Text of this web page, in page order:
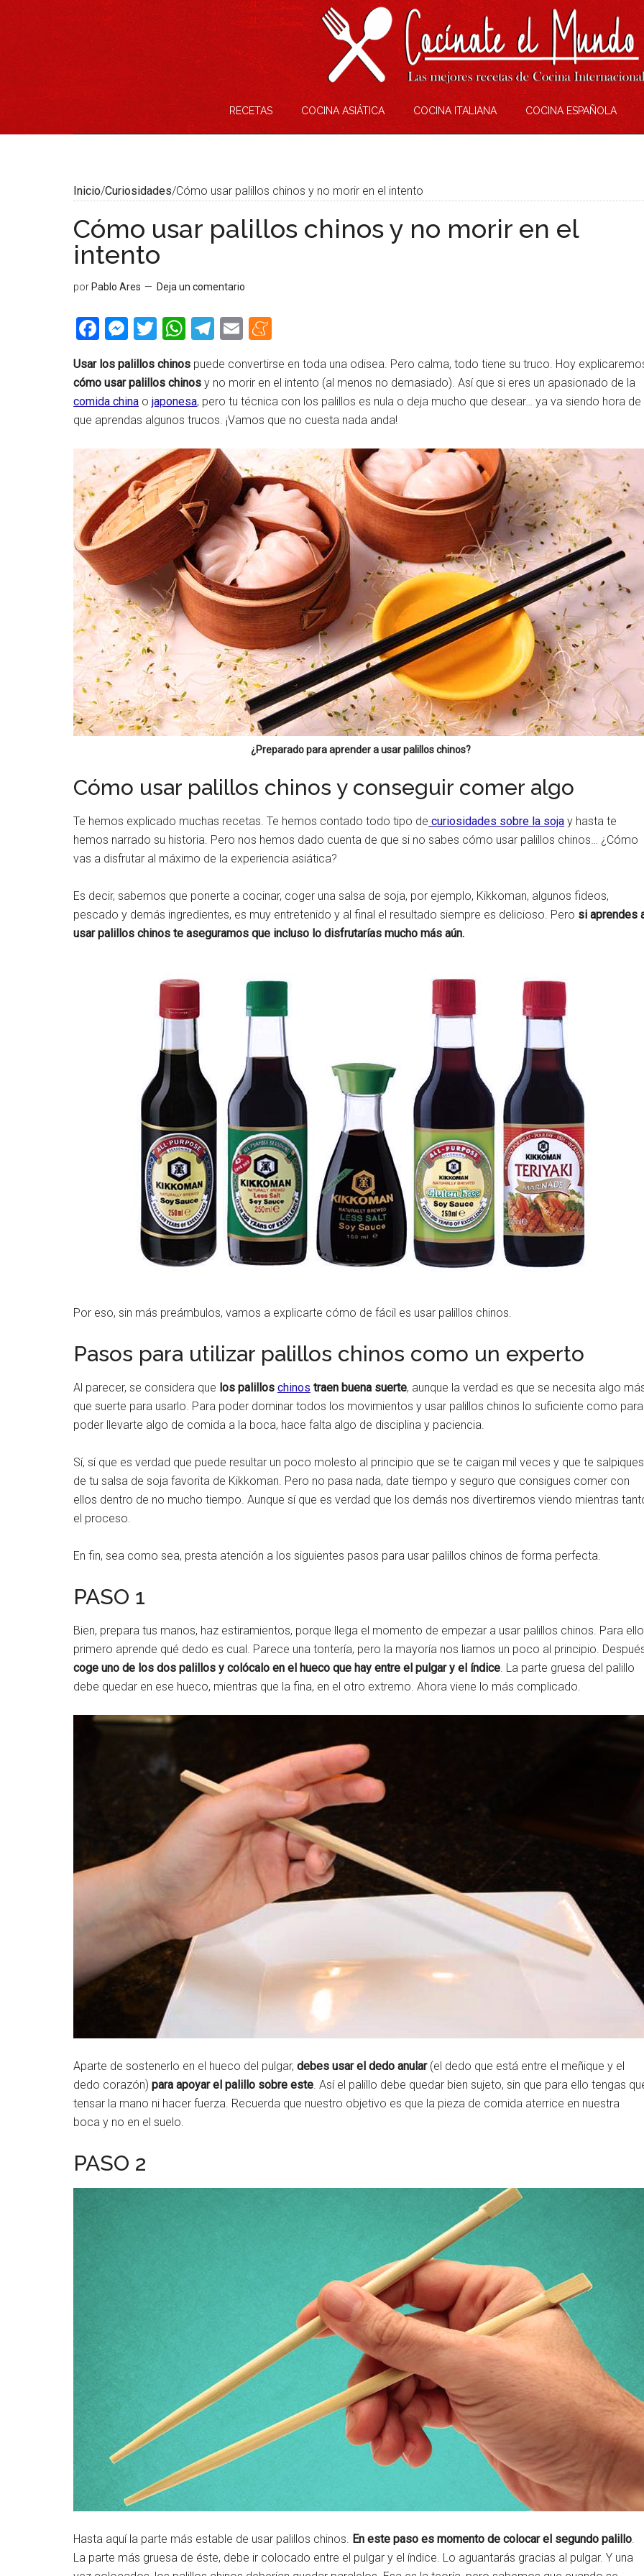
contenido
secondary
principal
RECETAS COCINA ASIÁTICA COCINA ITALIANA COCINA ESPAÑOLA
Inicio/Curiosidades/Cómo usar palillos chinos y no morir en el intento
Cómo usar palillos chinos y no morir en el
intento
por Pablo Ares Deja un comentario
Facebook
Messenger
Twitter
WhatsApp
Telegram
Email
Usar los palillos chinos puede convertirse en toda una odisea. Pero calma, todo tiene su truco. Hoy
cómo usar palillos chinos y no morir en el intento (al menos no demasiado). Así que si eres un apasionado de la
comida china o japonesa, pero tu técnica con los palillos es nula o deja mucho que desear… ya va siendo hora de
que aprendas algunos trucos. ¡Vamos que no cuesta nada anda!
¿Preparado para aprender a usar palillos chinos?
Cómo usar palillos chinos y conseguir comer algo
Te hemos explicado muchas recetas. Te hemos contado todo tipo de curiosidades sobre la soja y hasta te
hemos narrado su historia. Pero nos hemos dado cuenta de que si no sabes cómo usar palillos chinos… ¿Cómo
vas a disfrutar al máximo de la experiencia asiática?
Es decir, sabemos que ponerte a cocinar, coger una salsa de soja, por ejemplo, Kikkoman, algunos fideos,
pescado y demás ingredientes, es muy entretenido y al final el resultado siempre es delicioso. Pero si aprendes
usar palillos chinos te aseguramos que incluso lo disfrutarías mucho más aún.
Por eso, sin más preámbulos, vamos a explicarte cómo de fácil es usar palillos chinos.
Pasos para utilizar palillos chinos como un experto
Al parecer, se considera que los palillos chinos traen buena suerte, aunque la verdad es que se necesita algo
que suerte para usarlo. Para poder dominar todos los movimientos y usar palillos chinos lo suficiente como para
poder llevarte algo de comida a la boca, hace falta algo de disciplina y paciencia.
Sí, sí que es verdad que puede resultar un poco molesto al principio que se te caigan mil veces y que te salpiques
de tu salsa de soja favorita de Kikkoman. Pero no pasa nada, date tiempo y seguro que consigues comer con
ellos dentro de no mucho tiempo. Aunque sí que es verdad que los demás nos divertiremos viendo mientras
el proceso.
En fin, sea como sea, presta atención a los siguientes pasos para usar palillos chinos de forma perfecta.
PASO 1
Bien, prepara tus manos, haz estiramientos, porque llega el momento de empezar a usar palillos chinos. Para
primero aprende qué dedo es cual. Parece una tontería, pero la mayoría nos liamos un poco al principio.
coge uno de los dos palillos y colócalo en el hueco que hay entre el pulgar y el índice. La parte gruesa del palillo
debe quedar en ese hueco, mientras que la fina, en el otro extremo. Ahora viene lo más complicado.
Aparte de sostenerlo en el hueco del pulgar, debes usar el dedo anular(el dedo que está entre el meñique y el
dedo corazón) para apoyar el palillo sobre este. Así el palillo debe quedar bien sujeto, sin que para ello tengas
tensar la mano ni hacer fuerza. Recuerda que nuestro objetivo es que la pieza de comida aterrice en nuestra
boca y no en el suelo.
PASO 2
Hasta aquí la parte más estable de usar palillos chinos. En este paso es momento de colocar el segundo palillo.
La parte más gruesa de éste, debe ir colocado entre el pulgar y el índice. Lo aguantarás gracias al pulgar. Y una